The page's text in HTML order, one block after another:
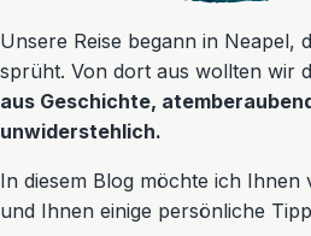
Unsere Reise begann in
sprüht. Von dort aus wollten wir
aus Geschichte,
unwiderstehlich.
In diesem Blog möchte ich
und Ihnen einige persönliche